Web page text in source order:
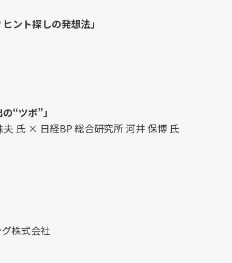
ント探しの発想法」
“ツボ”」
夫 氏 × 日経BP 総合研究所 河井 保博 氏
株式会社